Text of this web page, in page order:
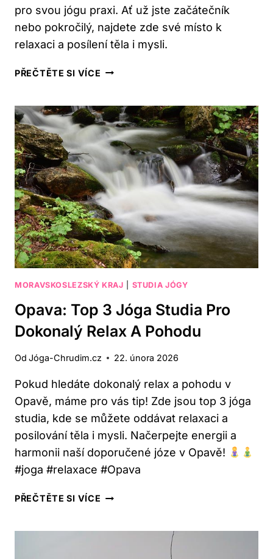
pro svou jógu praxi. Ať už jste začátečník
nebo pokročilý, najdete zde své místo k
relaxaci a posílení těla i mysli.
PŘEČTĚTE SI VÍCE KAM
JÓGU
V
BRUNTÁLU?
3
TOP
STUDIA
PRO
VAŠI
PRAXI
MORAVSKOSLEZSKÝ KRAJ STUDIA JÓGY
Opava: Top 3 Jóga Studia Pro
Dokonalý Relax A Pohodu
Od Jóga-Chrudim.cz 22. února 2026
Pokud hledáte dokonalý relax a pohodu v
Opavě, máme pro vás tip! Zde jsou top 3 jóga
studia, kde se můžete oddávat relaxaci a
posilování těla i mysli. Načerpejte energii a
harmonii naší doporučené józe v Opavě!
#joga #relaxace #Opava
PŘEČTĚTE SI VÍCE OPAVA: